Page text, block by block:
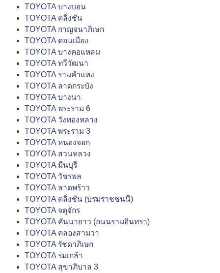
TOYOTA บางบอน
TOYOTA ตลิ่งชัน
TOYOTA กาญจนาภิเษก
TOYOTA ดอนเมือง
TOYOTA บางคอแหลม
TOYOTA ทวีวัฒนา
TOYOTA รามคำแหง
TOYOTA ลาดกระบัง
TOYOTA บางนา
TOYOTA พระราม 6
TOYOTA วังทองหลาง
TOYOTA พระราม 3
TOYOTA หนองจอก
TOYOTA สวนหลวง
TOYOTA มีนบุรี
TOYOTA วัชรพล
TOYOTA ลาดพร้าว
TOYOTA ตลิ่งชัน (บรมราชชนนี)
TOYOTA จตุจักร
TOYOTA คันนายาว (ถนนรามอินทรา)
TOYOTA คลองสามวา
TOYOTA รัชดาภิเษก
TOYOTA ร่มเกล้า
TOYOTA สุขาภิบาล 3